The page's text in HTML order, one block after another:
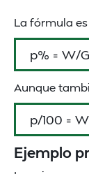
La fórmula
p% = W/G
Aunque
p/100 =
Ejemplo